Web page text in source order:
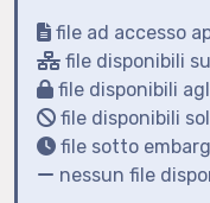
file ad accesso
file disponibili
file disponibili
file disponibili
file sotto
nessun file